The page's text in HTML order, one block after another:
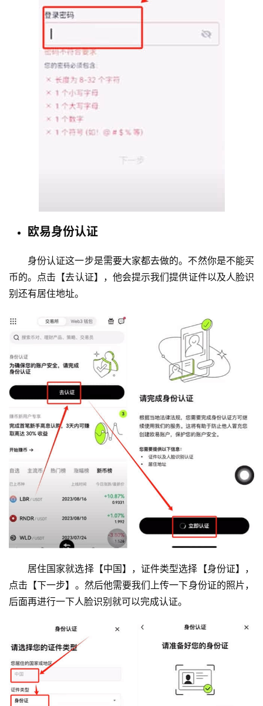
欧易身份认证
身份认证这一步是需要大家都去做的。不然你是不能买
币的。点击【去认证】，他会提示我们提供证件以及人脸识
别还有居住地址。
居住国家就选择【中国】，证件类型选择【身份证】，
点击【下一步】。然后他需要我们上传一下身份证的照片，
后面再进行一下人脸识别就可以完成认证。